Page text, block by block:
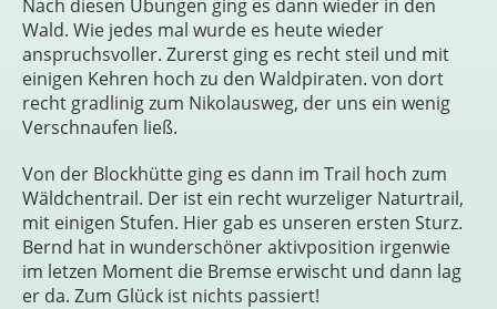
Nach diesen Übungen ging es dann wieder in den
Wald. Wie jedes mal wurde es heute wieder
anspruchsvoller. Zurerst ging es recht steil und mit
einigen Kehren hoch zu den Waldpiraten. von dort
recht gradlinig zum Nikolausweg, der uns ein wenig
Verschnaufen ließ.
Von der Blockhütte ging es dann im Trail hoch zum
Wäldchentrail. Der ist ein recht wurzeliger Naturtrail,
mit einigen Stufen. Hier gab es unseren ersten Sturz.
Bernd hat in wunderschöner aktivposition irgenwie
im letzen Moment die Bremse erwischt und dann lag
er da. Zum Glück ist nichts passiert!